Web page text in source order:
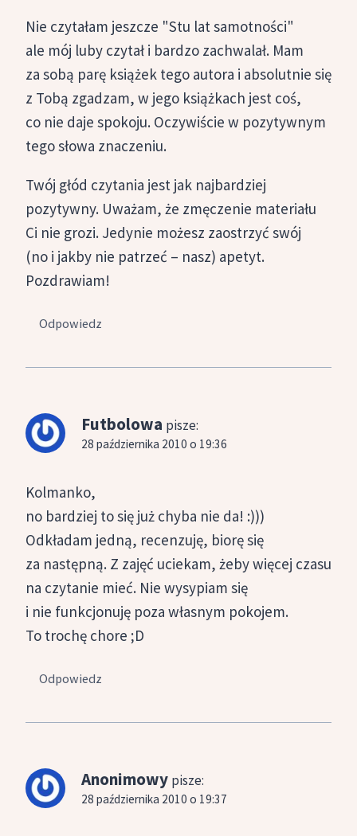
Nie czytałam jeszcze "Stu lat samotności"
ale mój luby czytał i bardzo zachwalał. Mam
za sobą parę książek tego autora i absolutnie się
z Tobą zgadzam, w jego książkach jest coś,
co nie daje spokoju. Oczywiście w pozytywnym
tego słowa znaczeniu.
Twój głód czytania jest jak najbardziej
pozytywny. Uważam, że zmęczenie materiału
Ci nie grozi. Jedynie możesz zaostrzyć swój
(no i jakby nie patrzeć – nasz) apetyt.
Pozdrawiam!
Odpowiedz
Futbolowa pisze:
28 października 2010 o 19:36
Kolmanko,
no bardziej to się już chyba nie da! :)))
Odkładam jedną, recenzuję, biorę się
za następną. Z zajęć uciekam, żeby więcej czasu
na czytanie mieć. Nie wysypiam się
i nie funkcjonuję poza własnym pokojem.
To trochę chore ;D
Odpowiedz
Anonimowy pisze:
28 października 2010 o 19:37